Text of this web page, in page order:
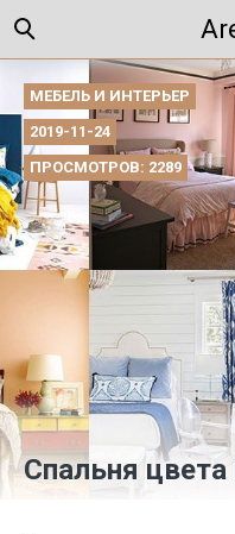
МЕБЕЛЬ И ИНТЕРЬЕР
2019-11-24
ПРОСМОТРОВ: 2289
Спальня